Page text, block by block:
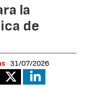
la
de
31/07/2026